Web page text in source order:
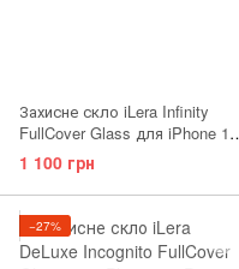
Захисне скло iLera Infinity
FullCover Glass для iPhone 16
Pro
1 100 грн
−27%